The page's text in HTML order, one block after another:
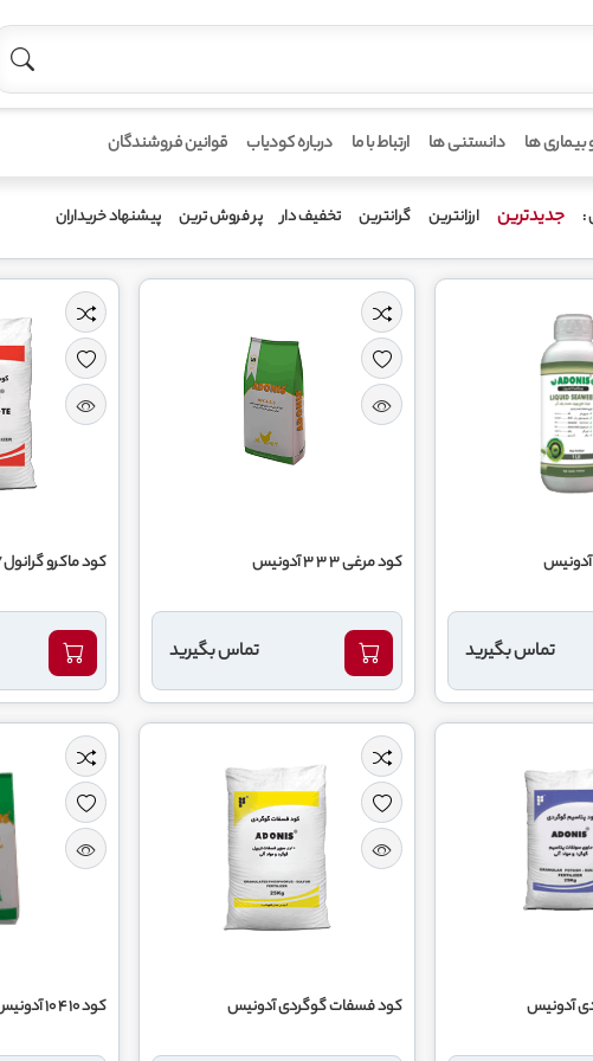
بیماری ها دانستنی ها ارتباط با ما درباره کودیاب قوانین فروشندگان
: جدیدترین ارزانترین گرانترین تخفیف دار پر فروش ترین پیشنهاد خریداران
تماس بگیرید
کود مرغی 3 3 3 آدونیس
تماس بگیرید
کود ماکرو گرانول 7 4 7 آدونیس
آدونیس کود فسفات گوگردی آدونیس کود 10 4 10 آدونیس